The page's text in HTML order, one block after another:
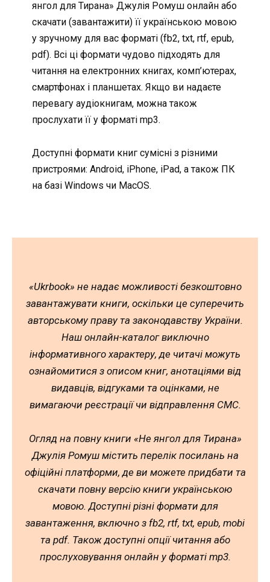
янгол для Тирана» Джулія Ромуш онлайн або
скачати (завантажити) її українською мовою
у зручному для вас форматі (fb2, txt, rtf, epub,
pdf). Всі ці формати чудово підходять для
читання на електронних книгах, комп’ютерах,
смартфонах і планшетах. Якщо ви надаєте
перевагу аудіокнигам, можна також
прослухати її у форматі mp3.
Доступні формати книг сумісні з різними
пристроями: Android, iPhone, iPad, а також ПК
на базі Windows чи MacOS.
«Ukrbook» не надає можливості безкоштовно
завантажувати книги, оскільки це суперечить
авторському праву та законодавству України.
Наш онлайн-каталог виключно
інформативного характеру, де читачі можуть
ознайомитися з описом книг, анотаціями від
видавців, відгуками та оцінками, не
вимагаючи реєстрації чи відправлення СМС.
Огляд на повну книги «Не янгол для Тирана»
Джулія Ромуш містить перелік посилань на
офіційні платформи, де ви можете придбати та
скачати повну версію книги українською
мовою. Доступні різні формати для
завантаження, включно з fb2, rtf, txt, epub, mobi
та pdf. Також доступні опції читання або
прослуховування онлайн у форматі mp3.